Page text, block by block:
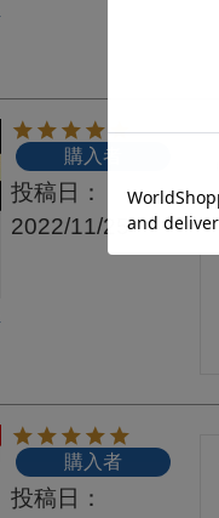
購入者
投稿日
2022/11/25
購入者
投稿日